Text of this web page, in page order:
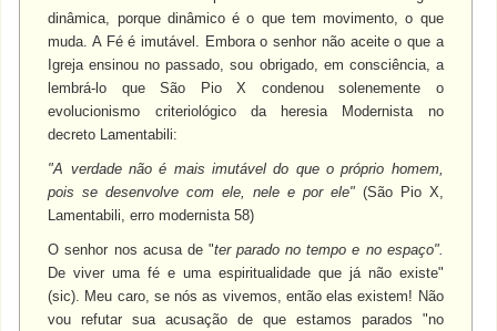
dinâmica, porque dinâmico é o que tem movimento, o que
muda. A Fé é imutável. Embora o senhor não aceite o que a
Igreja ensinou no passado, sou obrigado, em consciência, a
lembrá-lo que São Pio X condenou solenemente o
evolucionismo criteriológico da heresia Modernista no
decreto Lamentabili:
"A verdade não é mais imutável do que o próprio homem,
pois se desenvolve com ele, nele e por ele"(São Pio X,
Lamentabili, erro modernista 58)
O senhor nos acusa de "ter parado no tempo e no espaço".
De viver uma fé e uma espiritualidade que já não existe"
(sic). Meu caro, se nós as vivemos, então elas existem! Não
vou refutar sua acusação de que estamos parados "no